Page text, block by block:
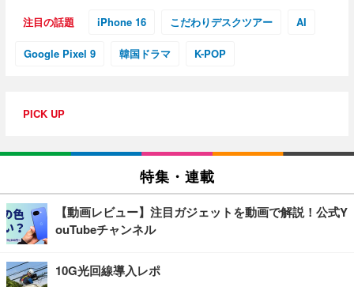
注目の話題 iPhone 16 こだわりデスクツアー AI
Google Pixel 9 韓国ドラマ K-POP
PICK UP
特集・連載
【動画レビュー】注目ガジェットを動画で解説！公式Y
ouTubeチャンネル
10G光回線導入レポ